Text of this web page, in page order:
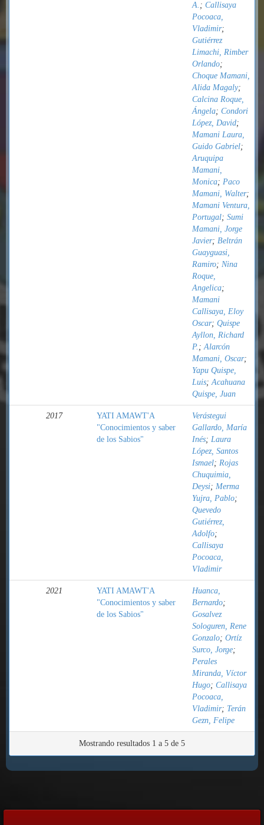
A. ; Callisaya
Pocoaca,
Vladimir;
Gutiérrez
Limachi, Rimber
Orlando;
Choque Mamani,
Alida Magaly;
Calcina Roque,
Ángela; Condori
López, David;
Mamani Laura,
Guido Gabriel;
Aruquipa
Mamani,
Monica; Paco
Mamani, Walter;
Mamani Ventura,
Portugal; Sumi
Mamani, Jorge
Javier; Beltrán
Guayguasi,
Ramiro; Nina
Roque,
Angelica;
Mamani
Callisaya, Eloy
Oscar; Quispe
Ayllon, Richard
P. ;Alarcón
Mamani, Oscar;
Yapu Quispe,
Luis;Acahuana
Quispe, Juan
2017
YATI AMAWT'A
"Conocimientos y saber
de los Sabios"
Verástegui
Gallardo, María
Inés; Laura
López, Santos
Ismael; Rojas
Chuquimia,
Deysi; Merma
Yujra, Pablo;
Quevedo
Gutiérrez,
Adolfo;
Callisaya
Pocoaca,
Vladimir
2021
YATI AMAWT'A
"Conocimientos y saber
de los Sabios"
Huanca,
Bernardo;
Gosalvez
Sologuren, Rene
Gonzalo; Ortíz
Surco, Jorge;
Perales
Miranda, Víctor
Hugo; Callisaya
Pocoaca,
Vladimir; Terán
Gezn, Felipe
Mostrando resultados 1 a 5 de 5